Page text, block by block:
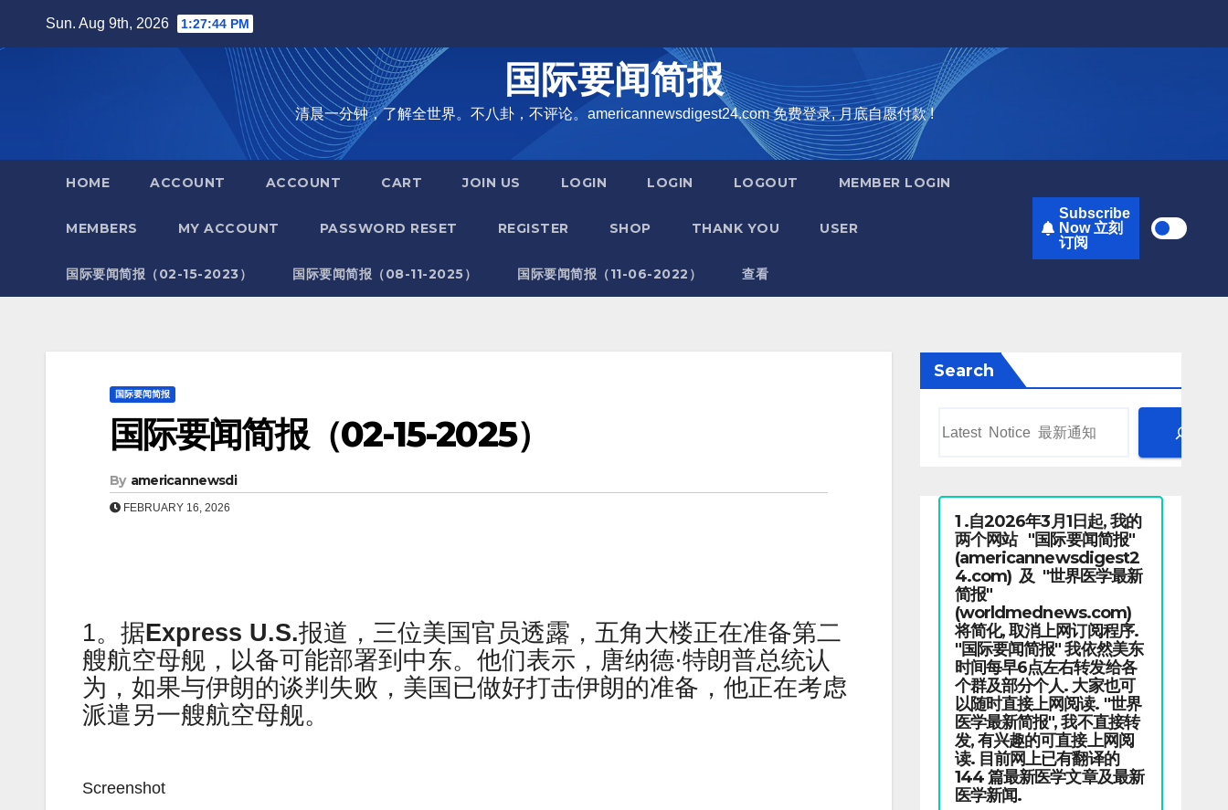
Sun. Aug 9th, 2026 1:27:45 PM
国际要闻简报
清晨一分钟，了解全世界。不八卦，不评论。americannewsdigest24.com 免费登录, 月底自愿付款 !
HOME ACCOUNT ACCOUNT CART JOIN US LOGIN LOGIN LOGOUT MEMBER LOGIN
MEMBERS MY ACCOUNT PASSWORD RESET REGISTER SHOP THANK YOU USER
国际要闻简报（02-15-2023） 国际要闻简报（08-11-2025） 国际要闻简报（11-06-2022） 查看
Subscribe
Now 立刻
订阅
国际要闻简报
国际要闻简报（02-15-2025）
By americannewsdi
FEBRUARY 16, 2026
1。据Express U.S.报道，三位美国官员透露，五角大楼正在准备第二
艘航空母舰，以备可能部署到中东。他们表示，唐纳德·特朗普总统认
为，如果与伊朗的谈判失败，美国已做好打击伊朗的准备，他正在考虑
派遣另一艘航空母舰。
Screenshot
Search
1 .自2026年3月1日起, 我的
两个网站 "国际要闻简报"
(americannewsdigest2
4.com) 及 "世界医学最新
简报"
(worldmednews.com)
将简化, 取消上网订阅程序.
"国际要闻简报" 我依然美东
时间每早6点左右转发给各
个群及部分个人. 大家也可
以随时直接上网阅读. "世界
医学最新简报", 我不直接转
发, 有兴趣的可直接上网阅
读. 目前网上已有翻译的
144 篇最新医学文章及最新
医学新闻.